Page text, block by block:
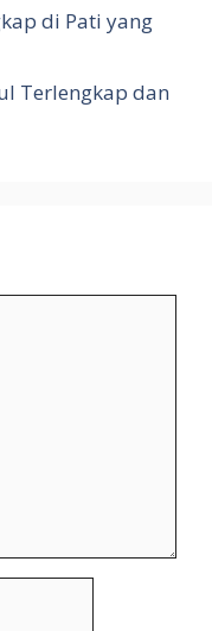
di Pati yang
Terlengkap dan